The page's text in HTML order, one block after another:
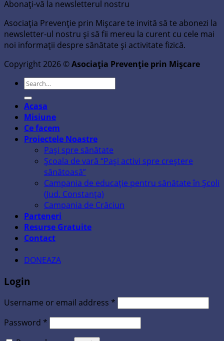
Abonați-vă la newsletterul nostru
Asociația Prevenție prin Mișcare te invită să te abonezi la
newsletter-ul nostru și să fii mereu la curent cu cele mai
noi informații despre sănătate și activitate fizică.
Copyright 2026 ©Asociația Prevenție prin Mișcare
Search
Acasa
Misiune
Ce facem
Proiectele Noastre
Pași spre sănătate
Școala de vară “Pași activi spre creștere
sănătoasă”
Campania de educație pentru sănătate în Școli
(Jud. Constanța)
Campania de Crăciun
Parteneri
Resurse Gratuite
Contact
DONEAZA
Login
Username or email address *
Password *